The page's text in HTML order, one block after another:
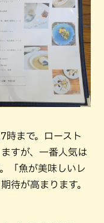
時まで。ロースト
すが、一番人気は
「魚が美味しいレ
待が高まります。